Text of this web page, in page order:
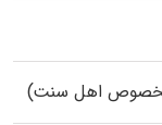
(مخصوص اهل سنت)